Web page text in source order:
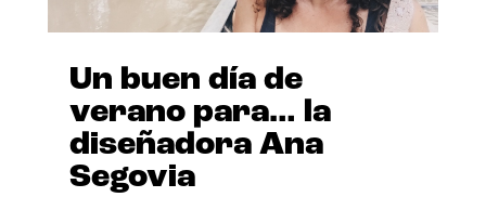
Un buen día de
verano para… la
diseñadora Ana
Segovia